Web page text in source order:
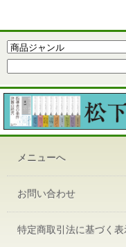
メニューへ
お問い合わせ
特定商取引法に基づく表